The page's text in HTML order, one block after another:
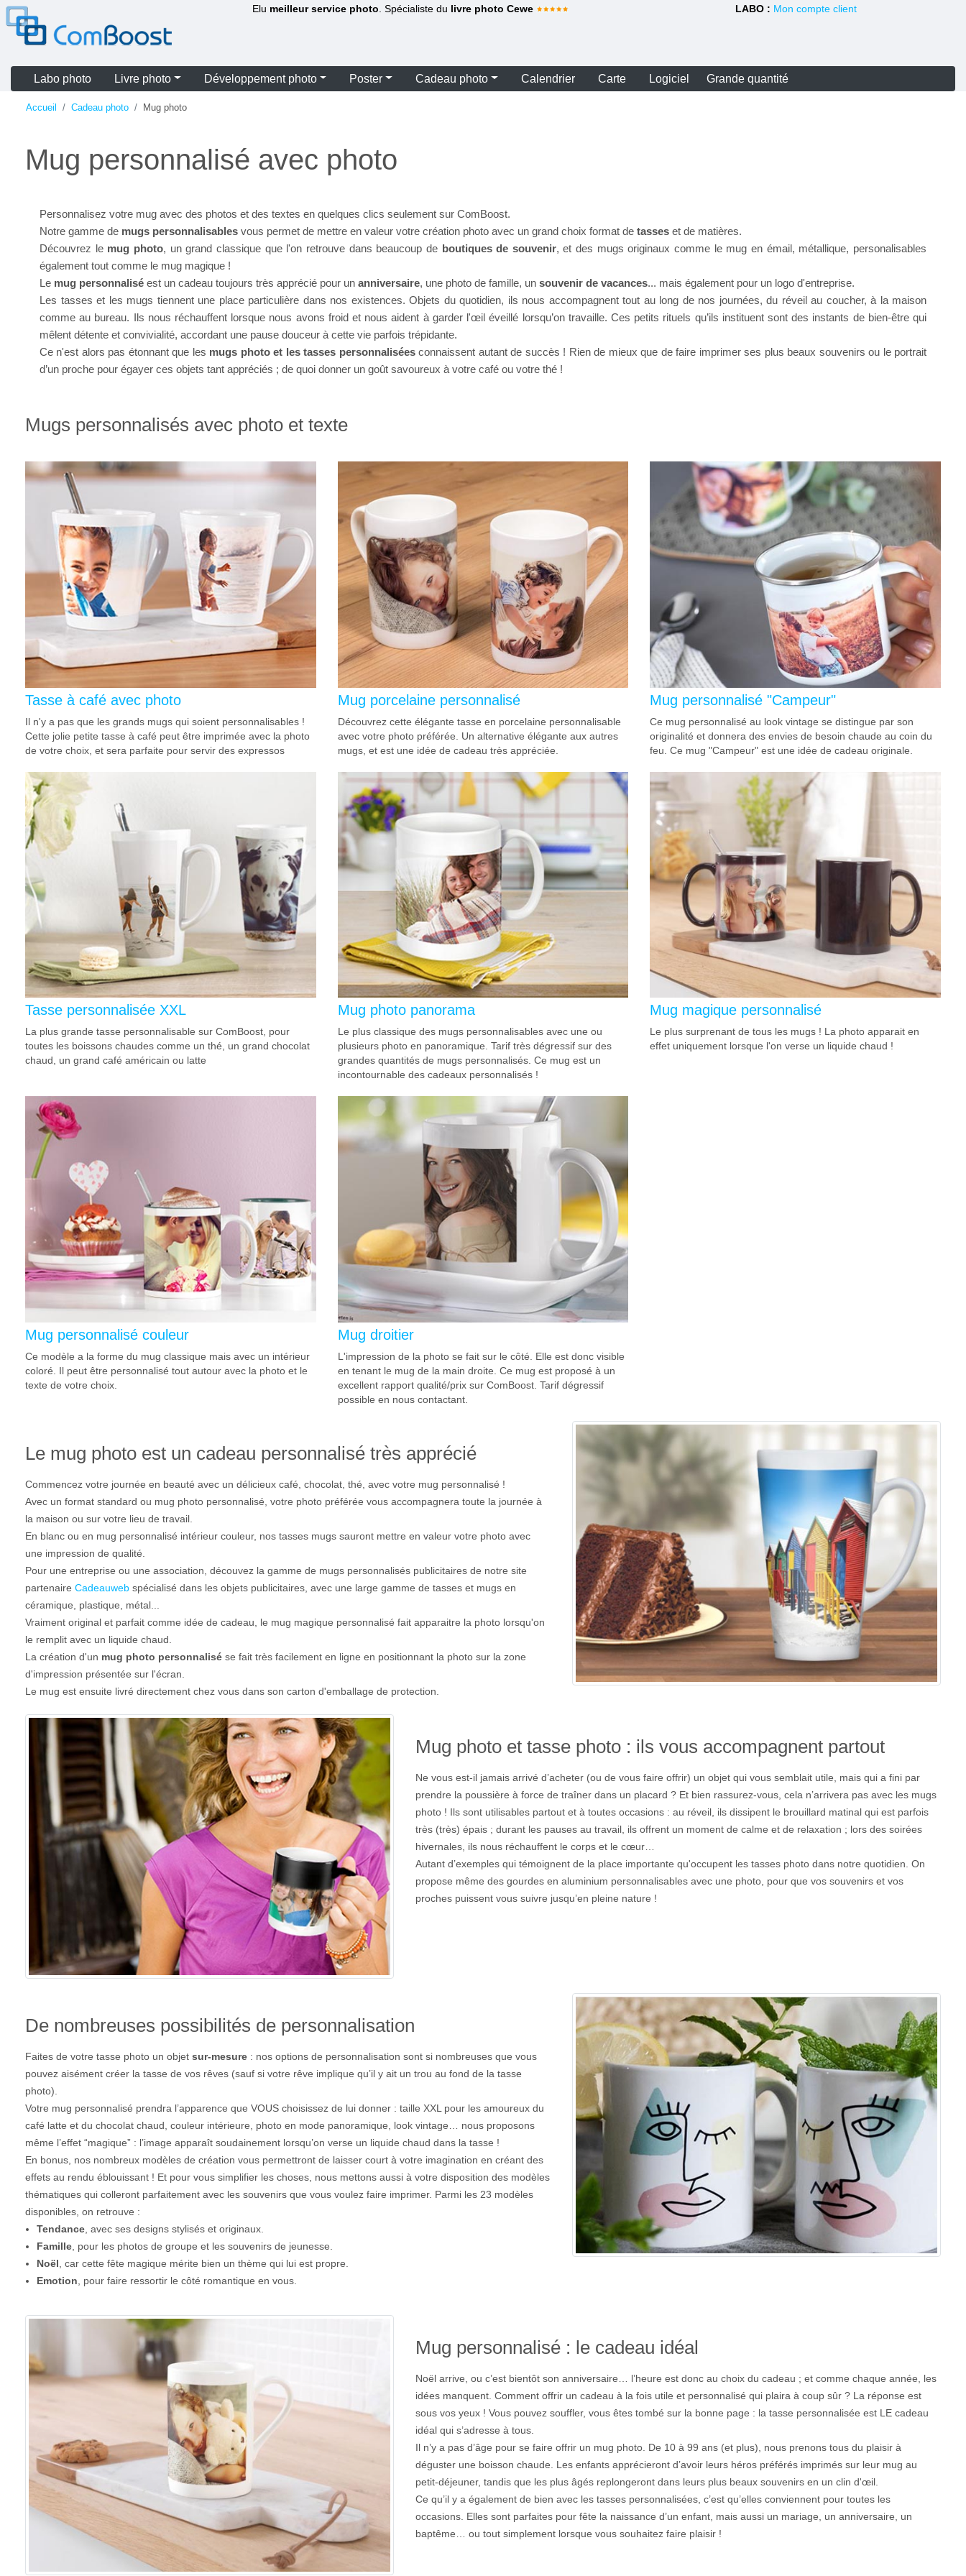
Elu meilleur service photo . Spécialiste du livre photo Cewe LABO : Mon compte client
Labo photo Livre photo Développement photo Poster Cadeau photo Calendrier Carte Logiciel Grande quantité
Accueil Cadeau photo Mug photo
Mug personnalisé avec photo
Personnalisez votre mug avec des photos et des textes en quelques clics seulement sur ComBoost.
Notre gamme de mugs personnalisables vous permet de mettre en valeur votre création photo avec un grand choix format de tasses et de matières.
Découvrez le mug photo, un grand classique que l'on retrouve dans beaucoup de boutiques de souvenir, et des mugs originaux comme le mug en émail, métallique, personalisables
également tout comme le mug magique !
Le mug personnalisé est un cadeau toujours très apprécié pour un anniversaire, une photo de famille, un souvenir de vacances... mais également pour un logo d'entreprise.
Les tasses et les mugs tiennent une place particulière dans nos existences. Objets du quotidien, ils nous accompagnent tout au long de nos journées, du réveil au coucher, à la maison
comme au bureau. Ils nous réchauffent lorsque nous avons froid et nous aident à garder l'œil éveillé lorsqu’on travaille. Ces petits rituels qu’ils instituent sont des instants de bien-être qui
mêlent détente et convivialité, accordant une pause douceur à cette vie parfois trépidante.
Ce n'est alors pas étonnant que les mugs photo et les tasses personnaliséesconnaissent autant de succès ! Rien de mieux que de faire imprimer ses plus beaux souvenirs ou le portrait
d’un proche pour égayer ces objets tant appréciés ; de quoi donner un goût savoureux à votre café ou votre thé !
Mugs personnalisés avec photo et texte
Tasse à café avec photo
Il n'y a pas que les grands mugs qui soient personnalisables !
Cette jolie petite tasse à café peut être imprimée avec la photo
de votre choix, et sera parfaite pour servir des expressos
Mug porcelaine personnalisé
Découvrez cette élégante tasse en porcelaine personnalisable
avec votre photo préférée. Un alternative élégante aux autres
mugs, et est une idée de cadeau très appréciée.
Mug personnalisé "Campeur"
Ce mug personnalisé au look vintage se distingue par son
originalité et donnera des envies de besoin chaude au coin du
feu. Ce mug "Campeur" est une idée de cadeau originale.
Tasse personnalisée XXL
La plus grande tasse personnalisable sur ComBoost, pour
toutes les boissons chaudes comme un thé, un grand chocolat
chaud, un grand café américain ou latte
Mug photo panorama
Le plus classique des mugs personnalisables avec une ou
plusieurs photo en panoramique. Tarif très dégressif sur des
grandes quantités de mugs personnalisés. Ce mug est un
incontournable des cadeaux personnalisés !
Mug magique personnalisé
Le plus surprenant de tous les mugs ! La photo apparait en
effet uniquement lorsque l'on verse un liquide chaud !
Mug personnalisé couleur
Ce modèle a la forme du mug classique mais avec un intérieur
coloré. Il peut être personnalisé tout autour avec la photo et le
texte de votre choix.
Mug droitier
L'impression de la photo se fait sur le côté. Elle est donc visible
en tenant le mug de la main droite. Ce mug est proposé à un
excellent rapport qualité/prix sur ComBoost. Tarif dégressif
possible en nous contactant.
Le mug photo est un cadeau personnalisé très apprécié
Commencez votre journée en beauté avec un délicieux café, chocolat, thé, avec votre mug personnalisé !
Avec un format standard ou mug photo personnalisé, votre photo préférée vous accompagnera toute la journée à
la maison ou sur votre lieu de travail.
En blanc ou en mug personnalisé intérieur couleur, nos tasses mugs sauront mettre en valeur votre photo avec
une impression de qualité.
Pour une entreprise ou une association, découvez la gamme de mugs personnalisés publicitaires de notre site
partenaire Cadeauweb spécialisé dans les objets publicitaires, avec une large gamme de tasses et mugs en
céramique, plastique, métal...
Vraiment original et parfait comme idée de cadeau, le mug magique personnalisé fait apparaitre la photo lorsqu'on
le remplit avec un liquide chaud.
La création d'un mug photo personnalisé se fait très facilement en ligne en positionnant la photo sur la zone
d'impression présentée sur l'écran.
Le mug est ensuite livré directement chez vous dans son carton d'emballage de protection.
Mug photo et tasse photo : ils vous accompagnent partout
Ne vous est-il jamais arrivé d’acheter (ou de vous faire offrir) un objet qui vous semblait utile, mais qui a fini par
prendre la poussière à force de traîner dans un placard ? Et bien rassurez-vous, cela n’arrivera pas avec les mugs
photo ! Ils sont utilisables partout et à toutes occasions : au réveil, ils dissipent le brouillard matinal qui est parfois
très (très) épais ; durant les pauses au travail, ils offrent un moment de calme et de relaxation ; lors des soirées
hivernales, ils nous réchauffent le corps et le cœur…
Autant d’exemples qui témoignent de la place importante qu'occupent les tasses photo dans notre quotidien. On
propose même des gourdes en aluminium personnalisables avec une photo, pour que vos souvenirs et vos
proches puissent vous suivre jusqu’en pleine nature !
De nombreuses possibilités de personnalisation
Faites de votre tasse photo un objet sur-mesure : nos options de personnalisation sont si nombreuses que vous
pouvez aisément créer la tasse de vos rêves (sauf si votre rêve implique qu’il y ait un trou au fond de la tasse
photo).
Votre mug personnalisé prendra l’apparence que VOUS choisissez de lui donner : taille XXL pour les amoureux du
café latte et du chocolat chaud, couleur intérieure, photo en mode panoramique, look vintage… nous proposons
même l’effet “magique” : l’image apparaît soudainement lorsqu’on verse un liquide chaud dans la tasse !
En bonus, nos nombreux modèles de création vous permettront de laisser court à votre imagination en créant des
effets au rendu éblouissant ! Et pour vous simplifier les choses, nous mettons aussi à votre disposition des modèles
thématiques qui colleront parfaitement avec les souvenirs que vous voulez faire imprimer. Parmi les 23 modèles
disponibles, on retrouve :
Tendance , avec ses designs stylisés et originaux.
Famille , pour les photos de groupe et les souvenirs de jeunesse.
Noël , car cette fête magique mérite bien un thème qui lui est propre.
Emotion , pour faire ressortir le côté romantique en vous.
Mug personnalisé : le cadeau idéal
Noël arrive, ou c’est bientôt son anniversaire… l’heure est donc au choix du cadeau ; et comme chaque année, les
idées manquent. Comment offrir un cadeau à la fois utile et personnalisé qui plaira à coup sûr ? La réponse est
sous vos yeux ! Vous pouvez souffler, vous êtes tombé sur la bonne page : la tasse personnalisée est LE cadeau
idéal qui s’adresse à tous.
Il n’y a pas d’âge pour se faire offrir un mug photo. De 10 à 99 ans (et plus), nous prenons tous du plaisir à
déguster une boisson chaude. Les enfants apprécieront d’avoir leurs héros préférés imprimés sur leur mug au
petit-déjeuner, tandis que les plus âgés replongeront dans leurs plus beaux souvenirs en un clin d'œil.
Ce qu’il y a également de bien avec les tasses personnalisées, c’est qu’elles conviennent pour toutes les
occasions. Elles sont parfaites pour fête la naissance d’un enfant, mais aussi un mariage, un anniversaire, un
baptême… ou tout simplement lorsque vous souhaitez faire plaisir !